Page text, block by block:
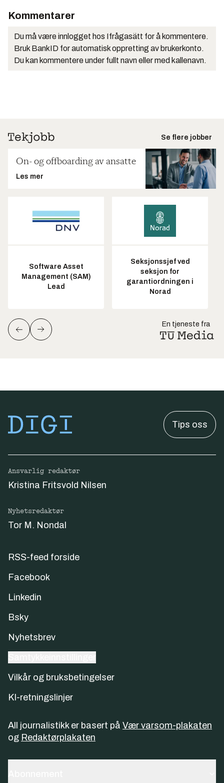
Kommentarer
Du må være innlogget hos Ifrågasätt for å kommentere.
Bruk BankID for automatisk oppretting av brukerkonto.
Du kan kommentere under fullt navn eller med kallenavn.
Se flere jobber
On- og offboarding av ansatte
Les mer
Software Asset
Management (SAM)
Lead
Seksjonssjef ved
seksjon for
garantiordningen i
Norad
En tjeneste fra
Tips oss
Ansvarlig redaktør
Kristina Fritsvold Nilsen
Nyhetsredaktør
Tor M. Nondal
RSS-feed forside
Facebook
Linkedin
Bsky
Nyhetsbrev
Vilkår og bruksbetingelser
KI-retningslinjer
All journalistikk er basert på Vær varsom-plakaten
og Redaktørplakaten